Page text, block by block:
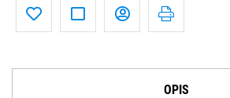
OPIS